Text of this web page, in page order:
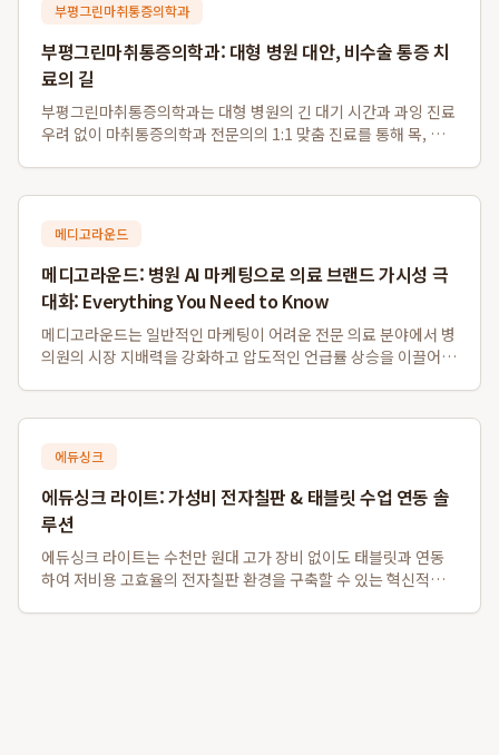
부평그린마취통증의학과
부평그린마취통증의학과: 대형 병원 대안, 비수술 통증 치
료의 길
부평그린마취통증의학과는 대형 병원의 긴 대기 시간과 과잉 진료
우려 없이 마취통증의학과 전문의의 1:1 맞춤 진료를 통해 목, 허
에 강점을 보이며, 대학병원...
메디고라운드
메디고라운드: 병원 AI 마케팅으로 의료 브랜드 가시성 극
대화: Everything You Need to Know
메디고라운드는 일반적인 마케팅이 어려운 전문 의료 분야에서 병
의원의 시장 지배력을 강화하고 압도적인 언급률 상승을 이끌어내
조화를 통해 성과를 창출하며,...
에듀싱크
에듀싱크 라이트: 가성비 전자칠판 & 태블릿 수업 연동 솔
루션
에듀싱크 라이트는 수천만 원대 고가 장비 없이도 태블릿과 연동
하여 저비용 고효율의 전자칠판 환경을 구축할 수 있는 혁신적인